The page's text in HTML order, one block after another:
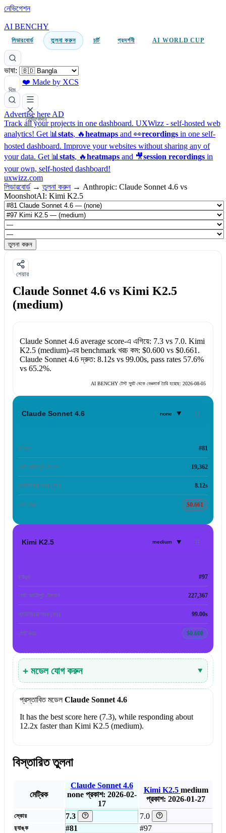
নেভিগেশন
AI BENCHY
লিডারবোর্ড তুলনা করুন চার্ট প্রদর্শনী AI WORLD CUP
ভাষা:
থিম
❤️ Made by XCS
নেভিগেশন
Advertise here AD
Track all your projects in one dashboard. UXWizz - self-hosted web
analytics! Get 📊 stats, 🔥heatmaps and 👀recordings in one self-
hosted dashboard. Improve your websites without sharing any of
your data. Get 📊 stats, 🔥heatmaps and 🎥session recordings in
your own, self-hosted dashboard!
uxwizz.com
লিডারবোর্ড → তুলনা করুন → Anthropic: Claude Sonnet 4.6 vs
MoonshotAI: Kimi K2.5
তুলনা করুন
শেয়ার
Claude Sonnet 4.6 vs Kimi K2.5
(medium)
Claude Sonnet 4.6average score-এ এগিয়ে: 7.3vs 7.0. Kimi
K2.5 (medium)-এর benchmark খরচ কম: $0.600vs $0.661 .
Claude Sonnet 4.6দ্রুত: 8.12svs 99.00s, pass rates 57.6%
vs 65.2%.
AI BENCHY টেস্ট স্যুট থেকে বেঞ্চমার্ক তৈরি হয়েছে: 2026-08-05
Claude Sonnet 4.6 none ▾
র‍্যাঙ্ক #81
মোট আউটপুট টোকেন 19,362
প্রতিক্রিয়া সময় (গড়) 8.12s
মোট খরচ $0.661
Kimi K2.5 medium ▾
র‍্যাঙ্ক #97
মোট আউটপুট টোকেন 227,367
প্রতিক্রিয়া সময় (গড়) 99.00s
মোট খরচ $0.600
+ মডেল যোগ করুন ▾
প্রস্তাবিত মডেল Claude Sonnet 4.6
It has the best score here (7.3), while responding about
12.2x faster than Kimi K2.5 (medium).
বিস্তারিত তুলনা
মেট্রিক
Claude Sonnet 4.6
none প্রকাশ: 2026-02-
17
Kimi K2.5 medium
প্রকাশ: 2026-01-27
স্কোর 7.3 7.0
র‍্যাঙ্ক #81 #97